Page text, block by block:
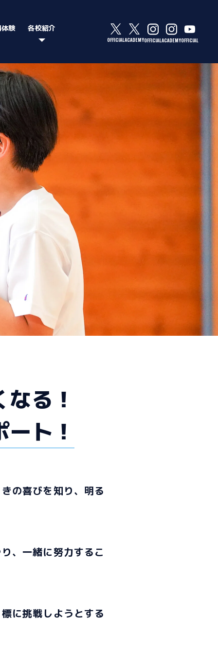
験 各校紹介
OFFICIALACADEMYOFFICIALACADEMYOFFICIAL
る！
ト！
の喜びを知り、明る
、一緒に努力するこ
に挑戦しようとする